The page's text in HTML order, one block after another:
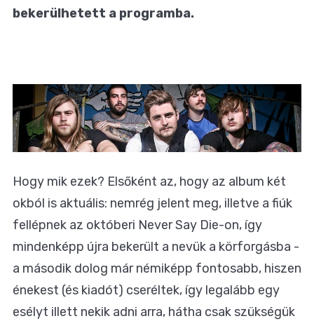
bekerülhetett a programba.
Hogy mik ezek? Elsőként az, hogy az album két
okból is aktuális: nemrég jelent meg, illetve a fiúk
fellépnek az októberi Never Say Die-on, így
mindenképp újra bekerült a nevük a körforgásba -
a második dolog már némiképp fontosabb, hiszen
énekest (és kiadót) cseréltek, így legalább egy
esélyt illett nekik adni arra, hátha csak szükségük